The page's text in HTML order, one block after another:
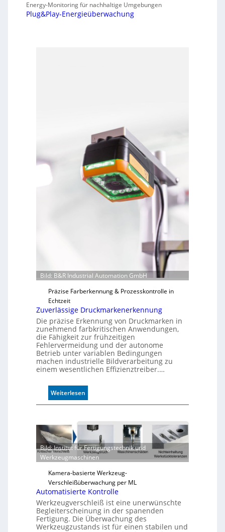
Energy-Monitoring für nachhaltige Umgebungen
Plug&Play-Energieüberwachung
Bild: B&R Industrial Automation GmbH
Präzise Farberkennung & Prozesskontrolle in
Echtzeit
Zuverlässige Druckmarkenerkennung
Die präzise Erkennung von Druckmarken in
zunehmend farbkritischen Anwendungen,
die Fähigkeit zur frühzeitigen
Fehlervermeidung und der autonome
Betrieb unter variablen Bedingungen
machen industrielle Bildverarbeitung zu
einem wesentlichen Effizienztreiber.…
Weiterlesen:
Z
v
e
r
l
ä
e
D
r
Bild: Institut für Fertigungstechnik und
Werkzeugmaschinen
Kamera-basierte Werkzeug-
Verschleißüberwachung per ML
Automatisierte Kontrolle
Werkzeugverschleiß ist eine unerwünschte
Begleiterscheinung in der spanenden
Fertigung. Die Überwachung des
Werkzeugzustands ist für einen stabilen und